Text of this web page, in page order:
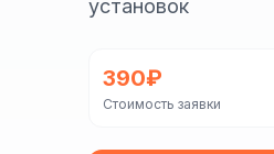
установок
390₽
Стоимость заявки